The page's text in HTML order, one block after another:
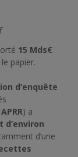
15 Mds€
papier.
d’enquête
) a
d’environ
d’une